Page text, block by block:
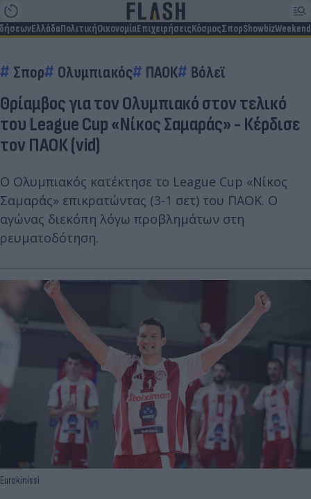
ΕλλάδαΠολιτικήΟικονομίαΕπιχειρήσειςΚόσμοςΣπορShowbizWeekend
Σπορ Ολυμπιακός ΠΑΟΚ Βόλεϊ
Θρίαμβος για τον Ολυμπιακό στον τελικό
του League Cup «Νίκος Σαμαράς» - Κέρδισε
τον ΠΑΟΚ (vid)
Ο Ολυμπιακός κατέκτησε το League Cup «Νίκος
Σαμαράς» επικρατώντας (3-1 σετ) του ΠΑΟΚ. Ο
αγώνας διεκόπη λόγω προβλημάτων στη
ρευματοδότηση.
Eurokinissi